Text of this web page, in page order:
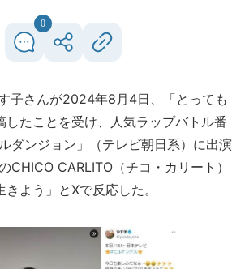
0
子さんが2024年8月4日、「とっても
したことを受け、人気ラップバトル番
ダンジョン」（テレビ朝日系）に出演
CHICO CARLITO（チコ・カリート）
よう」とXで反応した。